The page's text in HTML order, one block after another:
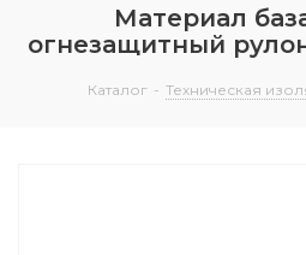
Материал
огнезащитный
Каталог - Техническая